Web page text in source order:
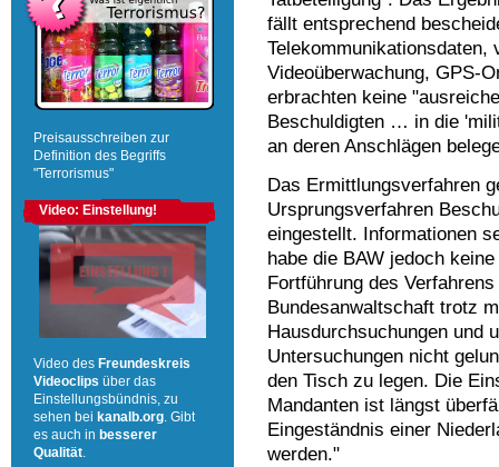
fällt entsprechend
Videoüberwachung, GPS-
erbrachten keine
Beschuldigten … in die
an deren Anschlägen
Das Ermittlungsverfahren
Ursprungsverfahren
eingestellt. Informationen
habe die BAW jedoch
Fortführung des
Bundesanwaltschaft trotz
Hausdurchsuchungen und
Untersuchungen nicht
den Tisch zu legen. Die
Mandanten ist längst
Eingeständnis einer
werden."
Preisausschreiben zur
Definition des Begriffs
"Terrorismus"
Video: Einstellung!
Video des Freundeskreis
Videoclips über das
Einstellungsbündnis, zu
sehen bei kanalb.org . Gibt
es auch in besserer
Qualität